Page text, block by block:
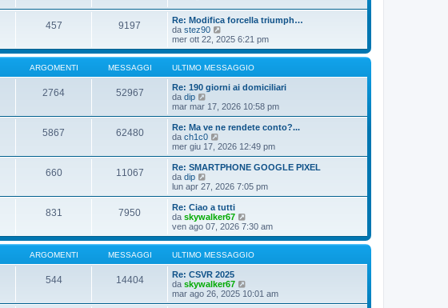
i
u
t
i
m
o
m
e
s
a
g
i
o
457 9197
Re: Modifica forcella triumph…
da stez90
e
d
i
u
l
t
m
o
m
s
a
g
g
i
mer ott 22, 2025 6:21 pm
ARGOMENTI MESSAGGI ULTIMO MESSAGGIO
2764 52967
Re: 190 giorni ai domiciliari
da dip
e
d
i
u
l
i
m
o
m
s
s
a
g
i
mar mar 17, 2026 10:58 pm
5867 62480
Re: Ma ve ne rendete conto?...
da ch1c0
e
d
i
l
i
m
o
m
e
s
s
a
g
g
i
mer giu 17, 2026 12:49 pm
660 11067
Re: SMARTPHONE GOOGLE PIXEL
da dip
e
d
i
u
l
i
m
o
m
e
s
lun apr 27, 2026 7:05 pm
831 7950
Re: Ciao a tutti
da skywalker67
e
d
i
u
l
m
o
ven ago 07, 2026 7:30 am
ARGOMENTI MESSAGGI ULTIMO MESSAGGIO
544 14404
Re: CSVR 2025
da skywalker67
e
d
mar ago 26, 2025 10:01 am